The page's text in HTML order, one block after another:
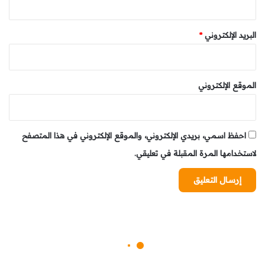
وسيتم شحن البطاريات بالكامل خلال توقف السفن لمدة ساعة
8 ميجاواط/ساعة في كل ميناء، بالإضافة إلى أذرع روبوتية
شراكة بين القطاعين العام والخاص
وأكد أدولفو أوتور أن هذا المشروع يجمع بين التعاون بين
القطاعين العام والخاص، بمشاركة شركات إسبانية ودولية رائدة
في مجالات الهندسة والطاقة مثل “كوتينافال”، و”إنديسا”،
و”أمانديس”، و”Incat Crowther” .
وفرص التنمية الاقتصادية المحلية.
البريد الإلكتروني*
الموقع الإلكتروني
احفظ اسمي، بريدي الإلكتروني، والموقع الإلكتروني في هذا المتصفح
لاستخدامها المرة المقبلة في تعليقي.